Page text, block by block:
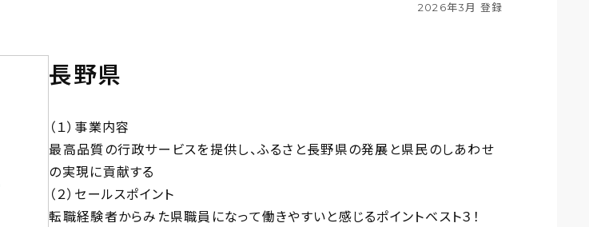
2026年3月 登録
長野県
（１）事業内容
最高品質の行政サービスを提供し、ふるさと長野県の発展と県民のしあわせ
の実現に貢献する
（２）セールスポイント
転職経験者からみた県職員になって働きやすいと感じるポイントベスト３！